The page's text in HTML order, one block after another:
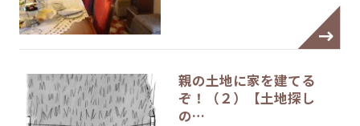
親の土地に家を建てる
ぞ！（２）【土地探し
の…